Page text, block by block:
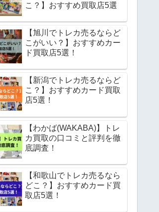
こ？】おすすめ買取店5選
【旭川でトレカ売るならど
こがいい？】おすすめカー
ド買取店5選！
【新潟でトレカ売るならど
こ？】おすすめカード買取
店5選！
【わかば(WAKABA)】トレ
カ買取の口コミと評判を徹
底調査！
【和歌山でトレカ売るなら
どこ？】おすすめカード買
取店5選！